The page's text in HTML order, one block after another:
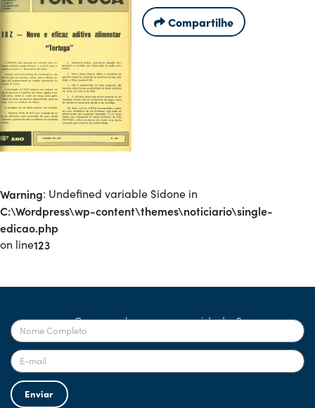
Compartilhe
Warning: Undefined variable $idone in
C:\Wordpress\wp-content\themes\noticiario\single-
edicao.php
on line123
Quer receber nossas novidades?
Enviar